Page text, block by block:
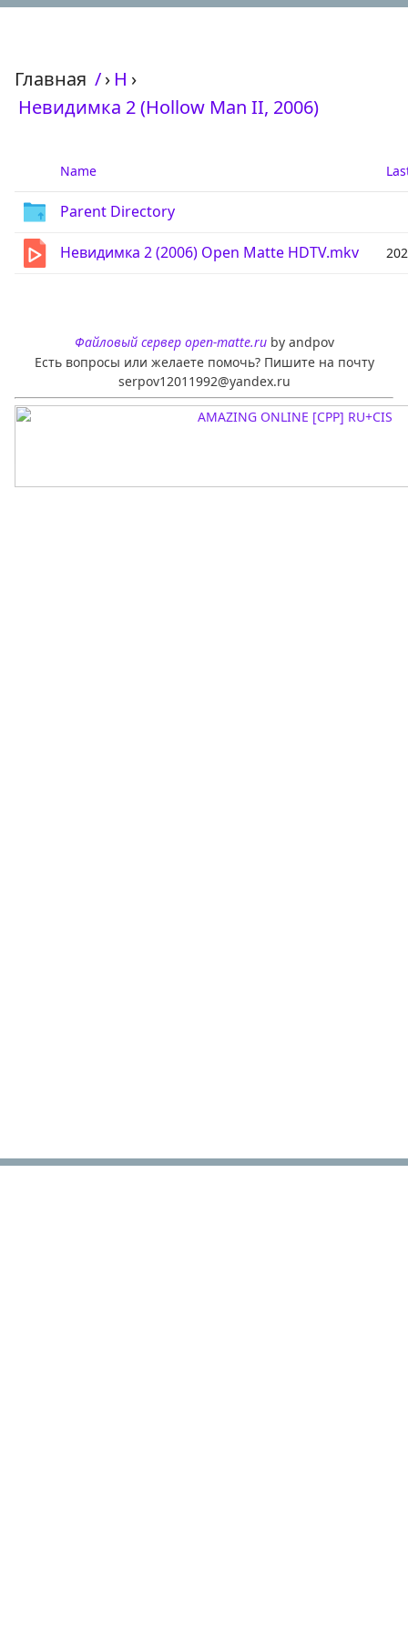
Главная /› Н ›
Невидимка 2 (Hollow Man II, 2006)
Name
Parent Directory
Невидимка 2 (2006) Open Matte HDTV.mkv
Файловый сервер open-matte.ruby andpov
Есть вопросы или желаете помочь? Пишите на почту
serpov12011992@yandex.ru